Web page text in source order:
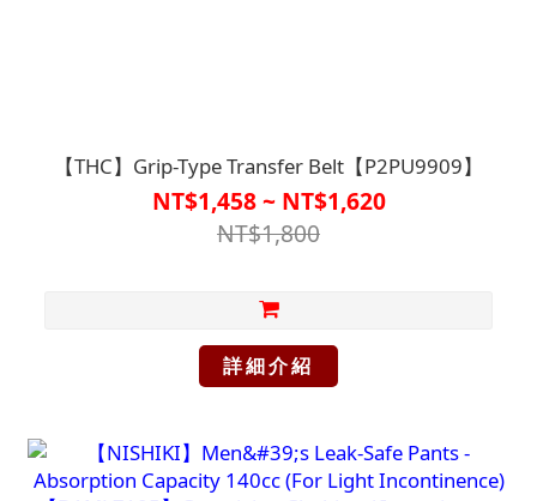
【THC】Grip-Type Transfer Belt【P2PU9909】
NT$1,458 ~ NT$1,620
NT$1,800
詳細介紹